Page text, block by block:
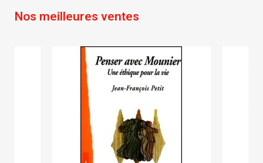
Ajouter à ma liste d'envies
Nom de la liste d'envies
Créer une liste d'envies
Vous devez être connecté pour ajouter des produits
à votre liste d'envies.
Annuler Connexion
Nos meilleures ventes